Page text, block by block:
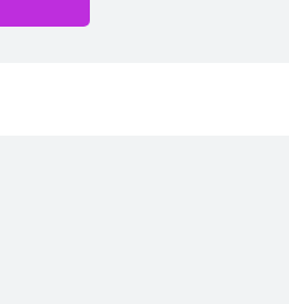
mayores nombres en ...